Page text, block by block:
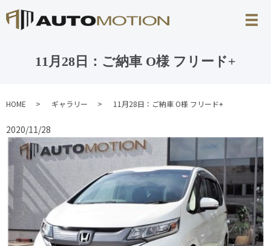
11月28日：ご納車 O様 フリード+
HOME ギャラリー 11月28日：ご納車 O様 フリード+
2020/11/28